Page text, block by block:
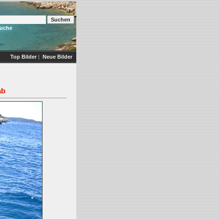
Top Bilder | Neue Bilder